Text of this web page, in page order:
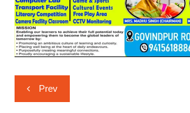
Post
navigation
Prev